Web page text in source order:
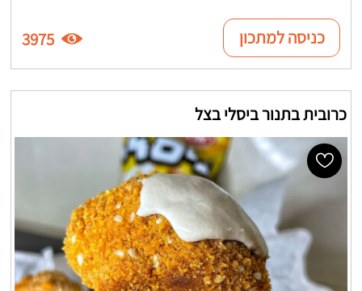
כניסה למתכון 3975
כרובית בתנור ביסלי בצל